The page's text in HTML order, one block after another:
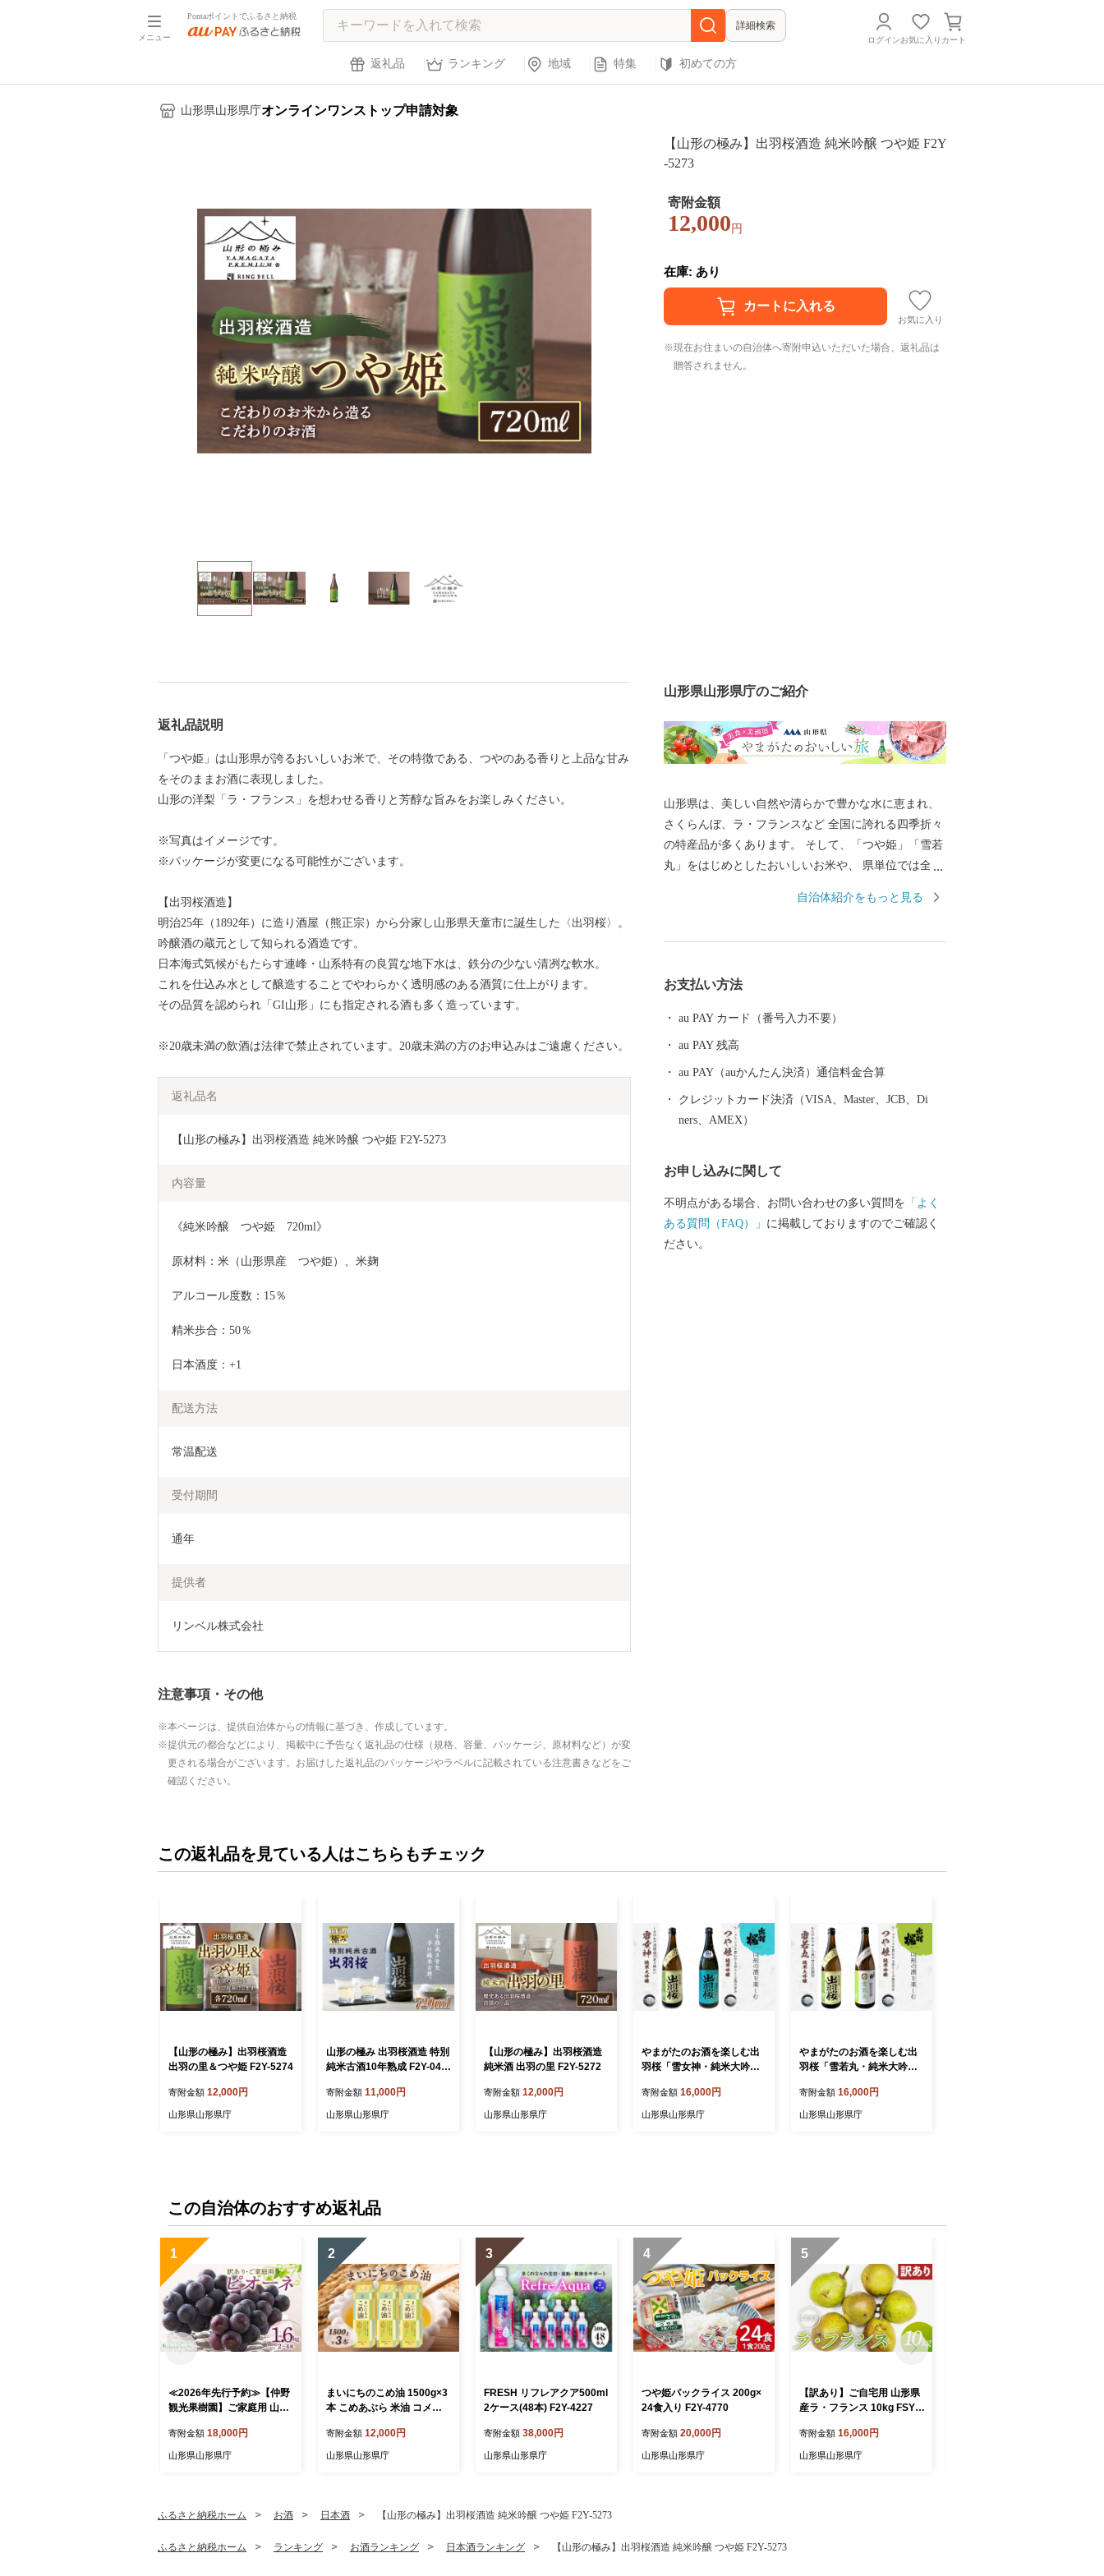
メニュー
Pontaポイントでふるさと納税
詳細検索
ログインお気に入り カート
返礼品 ランキング 地域 特集 初めての方
山形県山形県庁オンラインワンストップ申請対象
【山形の極み】出羽桜酒造 純米吟醸 つや姫 F2Y
-5273
寄附金額
12,000 円
在庫: あり
お気に入り
現在お住まいの自治体へ寄附申込いただいた場合、返礼品は
贈答されません。
返礼品説明
「つや姫」は山形県が誇るおいしいお米で、その特徴である、つやのある香りと上品な甘み
をそのままお酒に表現しました。
山形の洋梨「ラ・フランス」を想わせる香りと芳醇な旨みをお楽しみください。
※写真はイメージです。
※パッケージが変更になる可能性がございます。
【出羽桜酒造】
明治25年（1892年）に造り酒屋（熊正宗）から分家し山形県天童市に誕生した〈出羽桜〉。
吟醸酒の蔵元として知られる酒造です。
日本海式気候がもたらす連峰・山系特有の良質な地下水は、鉄分の少ない清冽な軟水。
これを仕込み水として醸造することでやわらかく透明感のある酒質に仕上がります。
その品質を認められ「GI山形」にも指定される酒も多く造っています。
※20歳未満の飲酒は法律で禁止されています。20歳未満の方のお申込みはご遠慮ください。
返礼品名
【山形の極み】出羽桜酒造 純米吟醸 つや姫 F2Y-5273
内容量
《純米吟醸　つや姫　720ml》
原材料：米（山形県産　つや姫）、米麹
アルコール度数：15％
精米歩合：50％
日本酒度：+1
配送方法
常温配送
受付期間
通年
提供者
リンベル株式会社
注意事項・その他
本ページは、提供自治体からの情報に基づき、作成しています。
提供元の都合などにより、掲載中に予告なく返礼品の仕様（規格、容量、パッケージ、原材料など）が変
更される場合がございます。お届けした返礼品のパッケージやラベルに記載されている注意書きなどをご
確認ください。
山形県山形県庁のご紹介
山形県は、美しい自然や清らかで豊かな水に恵まれ、
さくらんぼ、ラ・フランスなど 全国に誇れる四季折々
の特産品が多くあります。 そして、「つや姫」「雪若
丸」をはじめとしたおいしいお米や、 県単位では全国
本酒など、「日本一美食・美酒県やまがた」にふさわ
恵まれ、海水浴や果物狩り、スキーなど、四季を通じ
のが温泉です。山形県は、全ての市町村に温泉が湧出
し、山や渓谷に囲まれた温泉、近代的な大型旅館が立
並ぶ温泉、 湯治の温泉、海沿いの温泉など、様々なタ
自治体紹介をもっと見る
お支払い方法
au PAY カード（番号入力不要）
au PAY 残高
au PAY（auかんたん決済）通信料金合算
クレジットカード決済（VISA、Master、JCB、Di
ners、AMEX）
お申し込みに関して
不明点がある場合、お問い合わせの多い質問を 「よく
ある質問（FAQ）」 に掲載しておりますのでご確認く
ださい。
この返礼品を見ている人はこちらもチェック
【山形の極み】出羽桜酒造
出羽の里＆つや姫 F2Y-5274
寄附金額 12,000円
山形県山形県庁
山形の極み 出羽桜酒造 特別
純米古酒10年熟成 F2Y-049
寄附金額 11,000円
山形県山形県庁
【山形の極み】出羽桜酒造
純米酒 出羽の里 F2Y-5272
寄附金額 12,000円
山形県山形県庁
やまがたのお酒を楽しむ出
羽桜「雪女神・純米大吟
醸」 F2Y-4499
寄附金額 16,000円
山形県山形県庁
やまがたのお酒を楽しむ出
羽桜「雪若丸・純米大吟
醸」 F2Y-4502
寄附金額 16,000円
山形県山形県庁
この自治体のおすすめ返礼品
1
≪2026年先行予約≫【仲野
観光果樹園】ご家庭用 山形
種無し ぶどう 2026年8月下
旬から順次発送 F2Y-5456
寄附金額 18,000円
山形県山形県庁
2
まいにちのこめ油 1500g×3
本 こめあぶら 米油 コメ油
県 食用油 食用オイル 調理
油 油 食品 山形県 F2Y-1730
寄附金額 12,000円
山形県山形県庁
3
FRESH リフレアクア500ml
2ケース(48本) F2Y-4227
寄附金額 38,000円
山形県山形県庁
4
つや姫パックライス 200g×
24食入り F2Y-4770
寄附金額 20,000円
山形県山形県庁
5
【訳あり】ご自宅用 山形県
産ラ・フランス 10kg FSY-2
寄附金額 16,000円
山形県山形県庁
ふるさと納税ホーム お酒 日本酒 【山形の極み】出羽桜酒造 純米吟醸 つや姫 F2Y-5273
ふるさと納税ホーム ランキング お酒ランキング 日本酒ランキング 【山形の極み】出羽桜酒造 純米吟醸 つや姫 F2Y-5273